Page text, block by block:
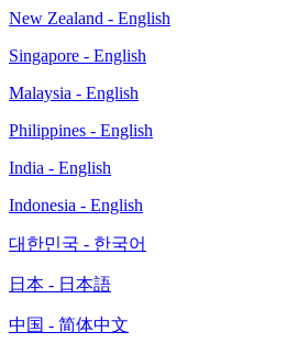
New Zealand - English
Singapore - English
Malaysia - English
Philippines - English
India - English
Indonesia - English
대한민국 - 한국어
日本 - 日本語
中国 - 简体中文